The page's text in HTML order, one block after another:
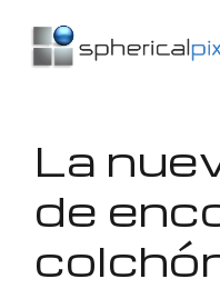
La
de